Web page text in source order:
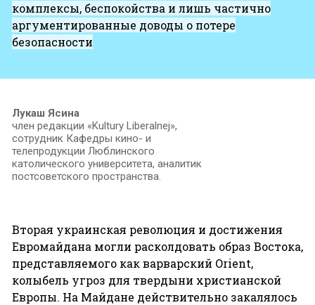
комплексы, беспокойства и лишь частично
аргументированные доводы о потере
безопасности
Лукаш Ясина
член редакции «Kultury Liberalnej»,
сотрудник Кафедры кино- и
телепродукции Люблинского
католического университета, аналитик
постсоветского пространства.
Вторая украинская революция и достижения
Евромайдана могли расколдовать образ Востока,
представляемого как варварский Orient,
колыбель угроз для твердыни христианской
Европы. На Майдане действительно закалялось